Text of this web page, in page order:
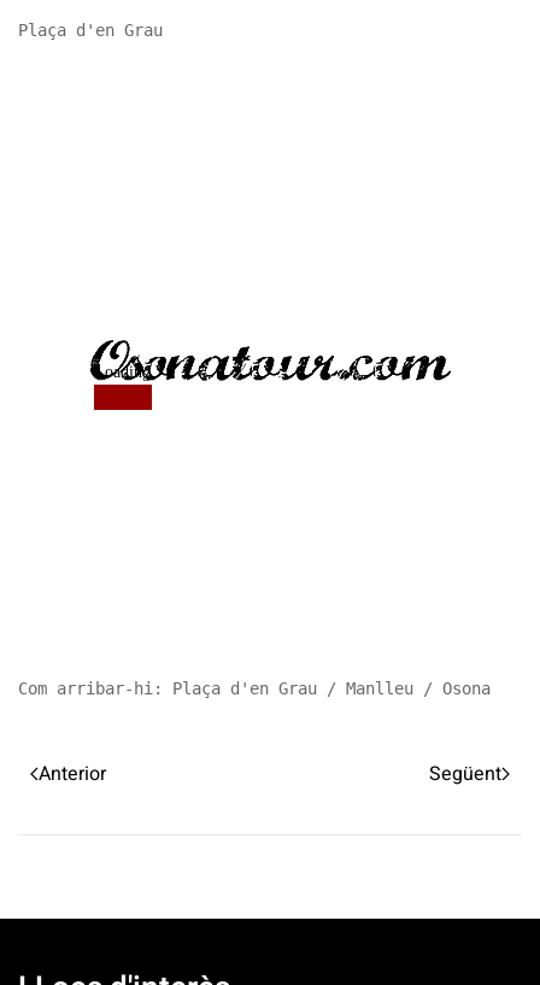
Plaça d'en Grau
Com arribar-hi: Plaça d'en Grau / Manlleu / Osona
Anterior Següent